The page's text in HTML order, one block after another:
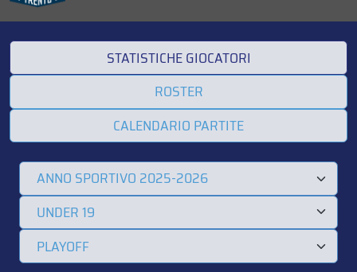
STATISTICHE GIOCATORI
ROSTER
CALENDARIO PARTITE